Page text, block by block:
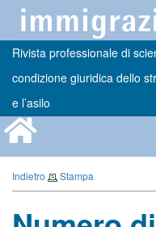
Rivista professionale di
condizione giuridica dello
e l’asilo
Indietro Stampa